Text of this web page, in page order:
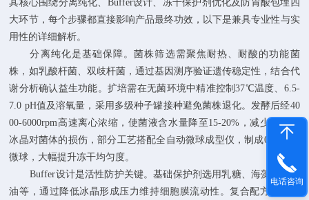
其核心围绕分离纯化、Buffer设计、冻干保护剂优化及防胃酸包埋四
大环节，每个步骤都直接影响产品最终功效，以下是兼具专业性与实
用性的详细解析。
分离纯化是基础保障。菌株筛选需聚焦耐热、耐酸的功能菌
株，如乳酸杆菌、双歧杆菌，通过基因测序验证遗传稳定性，结合代
谢分析确认益生功能。扩培需在无菌环境中精准控制37℃温度、6.5-
7.0 pH值及溶氧量，采用多级种子罐接种避免菌株退化。发酵后经40
00-6000rpm高速离心浓缩，使菌液含水量降至15-20%，减少冻干时
冰晶对菌体的损伤，部分工艺搭配全自动微球成型仪，制成0.5-3mm
微球，大幅提升冻干均匀度。
Buffer设计是活性防护关键。基础保护剂选用乳糖、海藻糖、甘
油等，通过降低冰晶形成压力维持细胞膜流动性。复合配方更具优
电话咨询